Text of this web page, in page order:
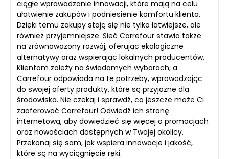
ciągłe wprowadzanie innowacji, które mają na celu
ułatwienie zakupów i podniesienie komfortu klienta.
Dzięki temu zakupy stają się nie tylko łatwiejsze, ale
również przyjemniejsze. Sieć Carrefour stawia także
na zrównoważony rozwój, oferując ekologiczne
alternatywy oraz wspierając lokalnych producentów.
Klientom zależy na świadomych wyborach, a
Carrefour odpowiada na te potrzeby, wprowadzając
do swojej oferty produkty, które są przyjazne dla
środowiska. Nie czekaj i sprawdź, co jeszcze może Ci
zaoferować Carrefour! Odwiedź ich stronę
internetową, aby dowiedzieć się więcej o promocjach
oraz nowościach dostępnych w Twojej okolicy.
Przekonaj się sam, jak wspiera innowacje i jakość,
które są na wyciągnięcie ręki.